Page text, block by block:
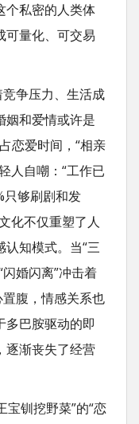
个私密的人类体
可量化、可交易
争压力、生活成
姻和爱情或许是
恋爱时间，“相亲
人自嘲：“工作已
只够刷剧和发
化不仅重塑了人
知模式。当“三
婚闪离”冲击着
腹，情感关系也
多巴胺驱动的即
逐渐丧失了经营
宝钏挖野菜”的“恋